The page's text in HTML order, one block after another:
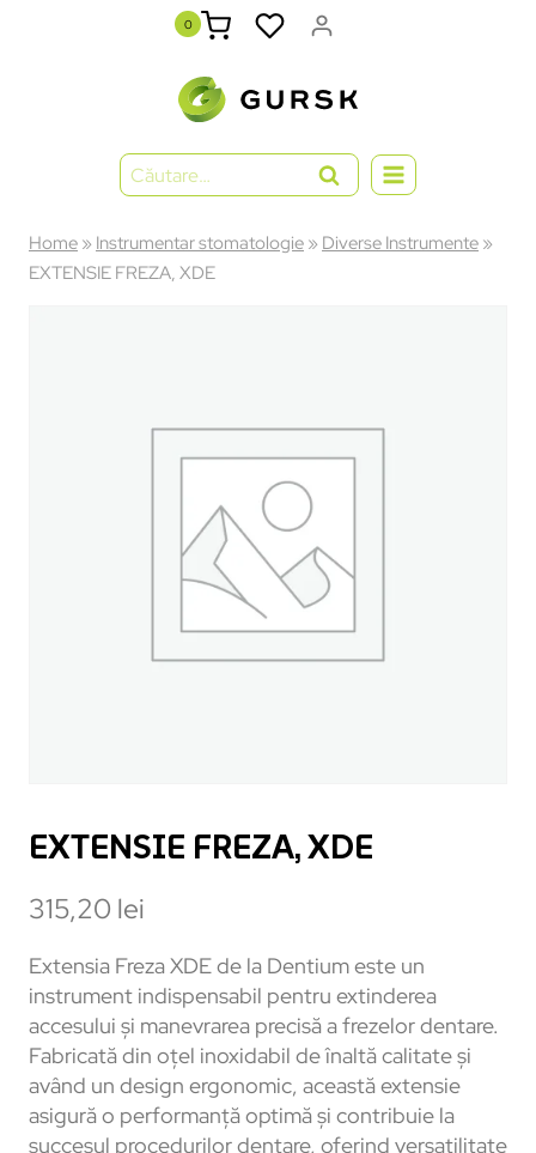
0
Home»Instrumentar stomatologie»Diverse Instrumente»
EXTENSIE FREZA, XDE
EXTENSIE FREZA, XDE
315,20 lei
Extensia Freza XDE de la Dentium este un
instrument indispensabil pentru extinderea
accesului și manevrarea precisă a frezelor dentare.
Fabricată din oțel inoxidabil de înaltă calitate și
având un design ergonomic, această extensie
asigură o performanță optimă și contribuie la
succesul procedurilor dentare, oferind versatilitate